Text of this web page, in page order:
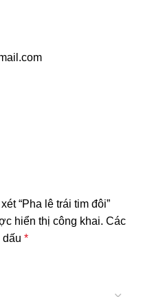
“Pha lê trái tim đôi”
hiển thị công khai. Các
*